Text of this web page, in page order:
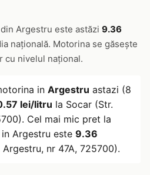
Argestru este astăzi 9.36
națională. Motorina se găsește
cu nivelul național.
in Argestru astazi (8
lei/litru la Socar (Str.
Cel mai mic pret la
Argestru este 9.36
nr 47A, 725700).